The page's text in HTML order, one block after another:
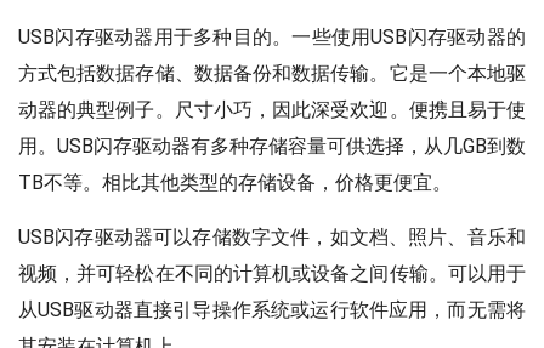
USB闪存驱动器用于多种目的。一些使用USB闪存驱动器的
方式包括数据存储、数据备份和数据传输。它是一个本地驱
动器的典型例子。尺寸小巧，因此深受欢迎。便携且易于使
用。USB闪存驱动器有多种存储容量可供选择，从几GB到数
TB不等。相比其他类型的存储设备，价格更便宜。
USB闪存驱动器可以存储数字文件，如文档、照片、音乐和
视频，并可轻松在不同的计算机或设备之间传输。可以用于
从USB驱动器直接引导操作系统或运行软件应用，而无需将